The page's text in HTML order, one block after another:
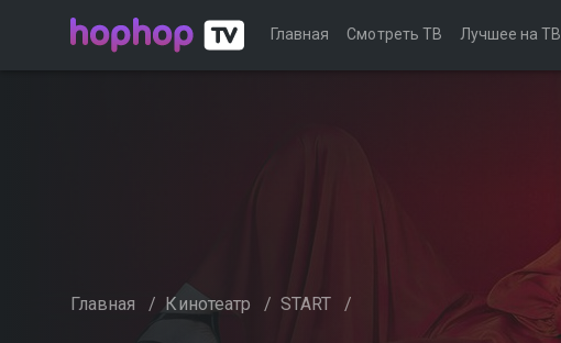
Главная Смотреть ТВ Лучшее на ТВ
Главная / Кинотеатр / START /